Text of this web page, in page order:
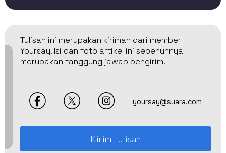
Tulisan ini merupakan kiriman dari member
Yoursay. Isi dan foto artikel ini sepenuhnya
merupakan tanggung jawab pengirim.
yoursay@suara.com
Kirim Tulisan